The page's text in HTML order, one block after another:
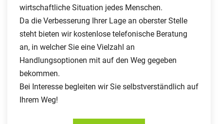
wirtschaftliche Situation jedes Menschen.
Da die Verbesserung Ihrer Lage an oberster Stelle
steht bieten wir kostenlose telefonische Beratung
an, in welcher Sie eine Vielzahl an
Handlungsoptionen mit auf den Weg gegeben
bekommen.
Bei Interesse begleiten wir Sie selbstverständlich auf
Ihrem Weg!